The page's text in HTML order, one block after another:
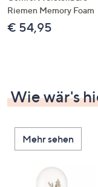
um
diese
Riemen Memory Foam
€ 54,95
Wie wär's
Mehr sehen